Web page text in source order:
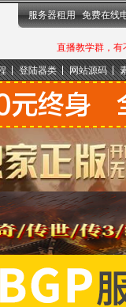
直播教学群，有
服务器租用 免费在线
登陆器类 网站源码